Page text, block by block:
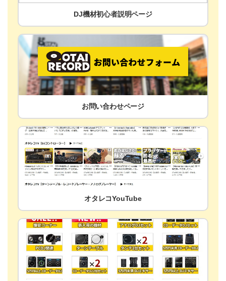
DJ機材初心者説明ページ
お問い合わせページ
オタレコYouTube